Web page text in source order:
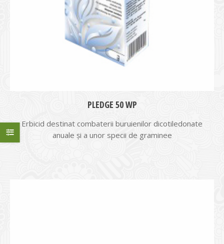
PLEDGE 50 WP
Erbicid destinat combaterii buruienilor dicotiledonate
anuale şi a unor specii de graminee